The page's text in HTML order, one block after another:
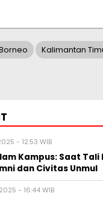
Kalimantan
- 12:53 WIB
Kampus: Saat Tali
dan Civitas Unmul
- 16:44 WIB